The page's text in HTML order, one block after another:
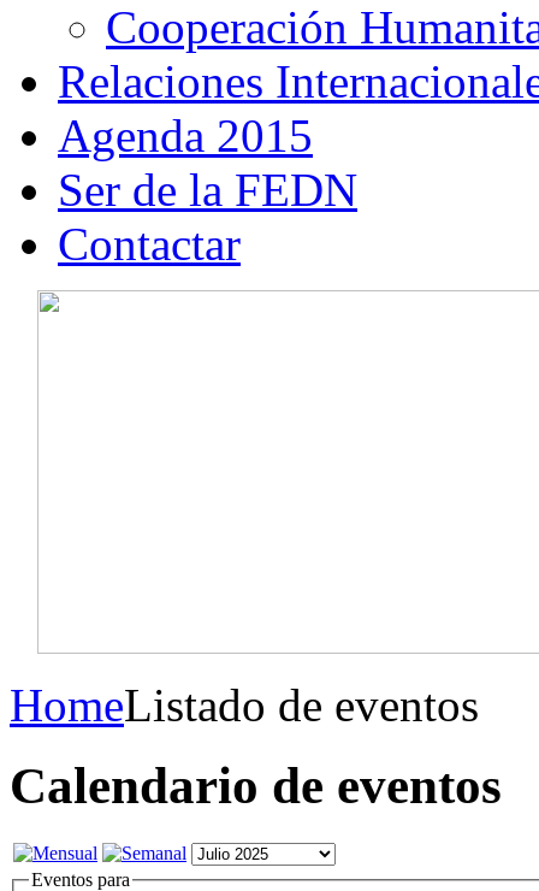
Cooperación
Relaciones
Agenda 2015
Ser de la FEDN
Contactar
HomeListado de eventos
Calendario de eventos
Eventos para